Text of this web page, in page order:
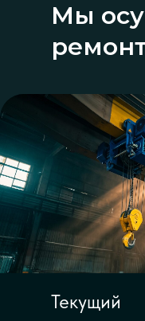
Мы
Текущий